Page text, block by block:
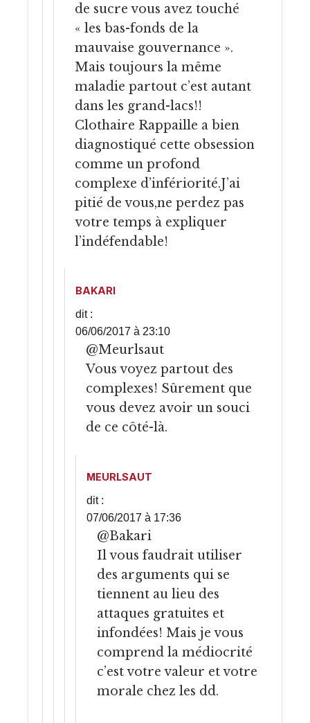
de sucre vous avez touché
« les bas-fonds de la
mauvaise gouvernance ».
Mais toujours la même
maladie partout c’est autant
dans les grand-lacs!!
Clothaire Rappaille a bien
diagnostiqué cette obsession
comme un profond
complexe d’infériorité.J’ai
pitié de vous,ne perdez pas
votre temps à expliquer
l’indéfendable!
BAKARI
dit :
06/06/2017 à 23:10
@Meurlsaut
Vous voyez partout des
complexes! Sûrement que
vous devez avoir un souci
de ce côté-là.
MEURLSAUT
dit :
07/06/2017 à 17:36
@Bakari
Il vous faudrait utiliser
des arguments qui se
tiennent au lieu des
attaques gratuites et
infondées! Mais je vous
comprend la médiocrité
c’est votre valeur et votre
morale chez les dd.